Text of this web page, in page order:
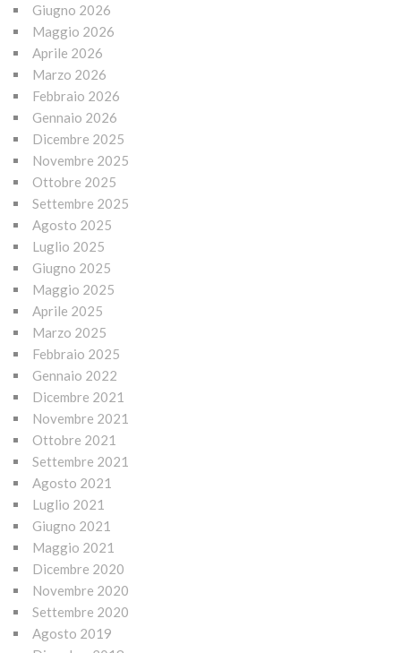
Giugno 2026
Maggio 2026
Aprile 2026
Marzo 2026
Febbraio 2026
Gennaio 2026
Dicembre 2025
Novembre 2025
Ottobre 2025
Settembre 2025
Agosto 2025
Luglio 2025
Giugno 2025
Maggio 2025
Aprile 2025
Marzo 2025
Febbraio 2025
Gennaio 2022
Dicembre 2021
Novembre 2021
Ottobre 2021
Settembre 2021
Agosto 2021
Luglio 2021
Giugno 2021
Maggio 2021
Dicembre 2020
Novembre 2020
Settembre 2020
Agosto 2019